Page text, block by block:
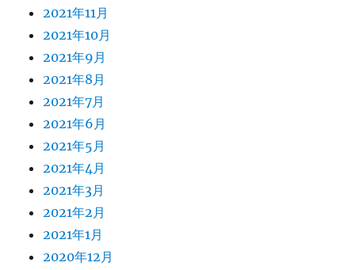
2021年11月
2021年10月
2021年9月
2021年8月
2021年7月
2021年6月
2021年5月
2021年4月
2021年3月
2021年2月
2021年1月
2020年12月